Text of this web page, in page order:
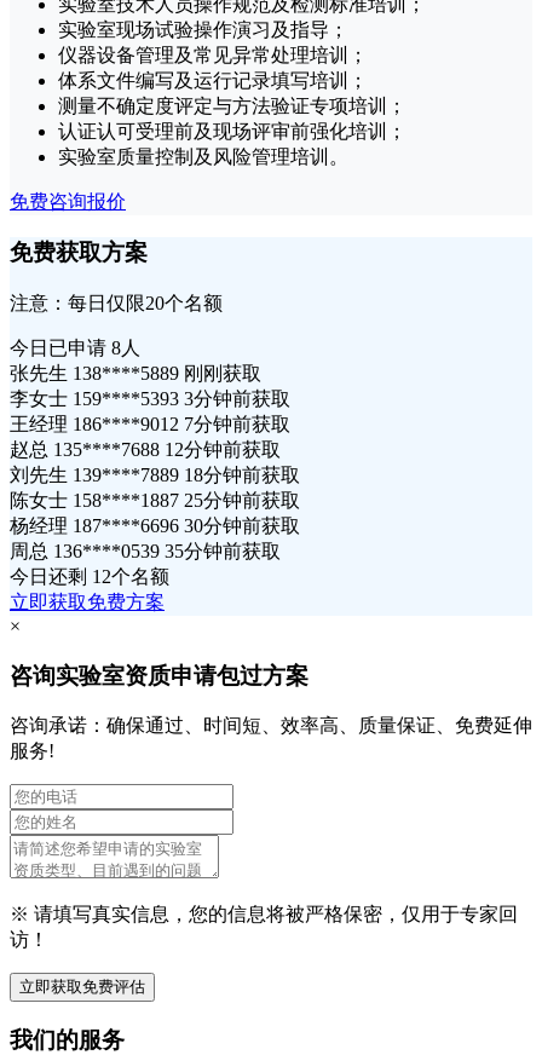
实验室现场试验操作演习及指导；
仪器设备管理及常见异常处理培训；
体系文件编写及运行记录填写培训；
测量不确定度评定与方法验证专项培训；
认证认可受理前及现场评审前强化培训；
实验室质量控制及风险管理培训。
免费咨询报价
免费获取方案
注意：每日仅限20个名额
今日已申请 8人
张先生 138****5889 刚刚获取
李女士 159****5393 3分钟前获取
王经理 186****9012 7分钟前获取
赵总 135****7688 12分钟前获取
刘先生 139****7889 18分钟前获取
陈女士 158****1887 25分钟前获取
杨经理 187****6696 30分钟前获取
周总 136****0539 35分钟前获取
今日还剩 12个名额
立即获取免费方案
×
咨询实验室资质申请包过方案
咨询承诺：确保通过、时间短、效率高、质量保证、免费延伸
服务!
※ 请填写真实信息，您的信息将被严格保密，仅用于专家回
访！
立即获取免费评估
我们的服务